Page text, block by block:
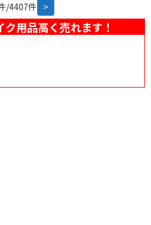
/4407件 >
用品高く売れます！